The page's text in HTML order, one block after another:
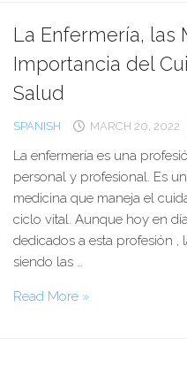
qué
es
el
y
como
la
amenaza
de
una
tercera
Mundial
La Enfermería, las
Importancia del
Salud
SPANISH MARCH 20, 2022
La enfermería es una
personal y profesional. Es
medicina que maneja el
ciclo vital. Aunque hoy en
dedicados a esta profesión ,
siendo las …
La
Read More »